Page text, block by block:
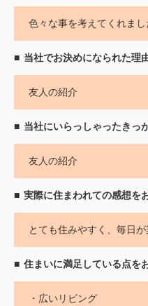
色々な事を考えてくれまし
当社でお決めになられた理
友人の紹介
当社にいらっしゃったきっ
友人の紹介
実際に住まわれての感想を
とても住みやすく、毎日が
住まいに満足している点を
・広いリビング